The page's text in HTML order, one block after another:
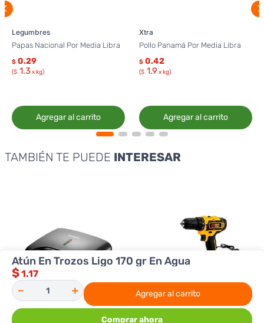
Legumbres
Papas Nacional Por Media Libra
$ 0.29
($ 1.3x kg)
Agregar al carrito
Xtra
Pollo Panamá Por Media Libra
$ 0.42
($ 1.9 x kg)
Agregar al carrito
TAMBIÉN TE PUEDE INTERESAR
Atún En Trozos Ligo 170 gr En Agua
$1.17
＋
－ Agregar al carrito
Comprar ahora